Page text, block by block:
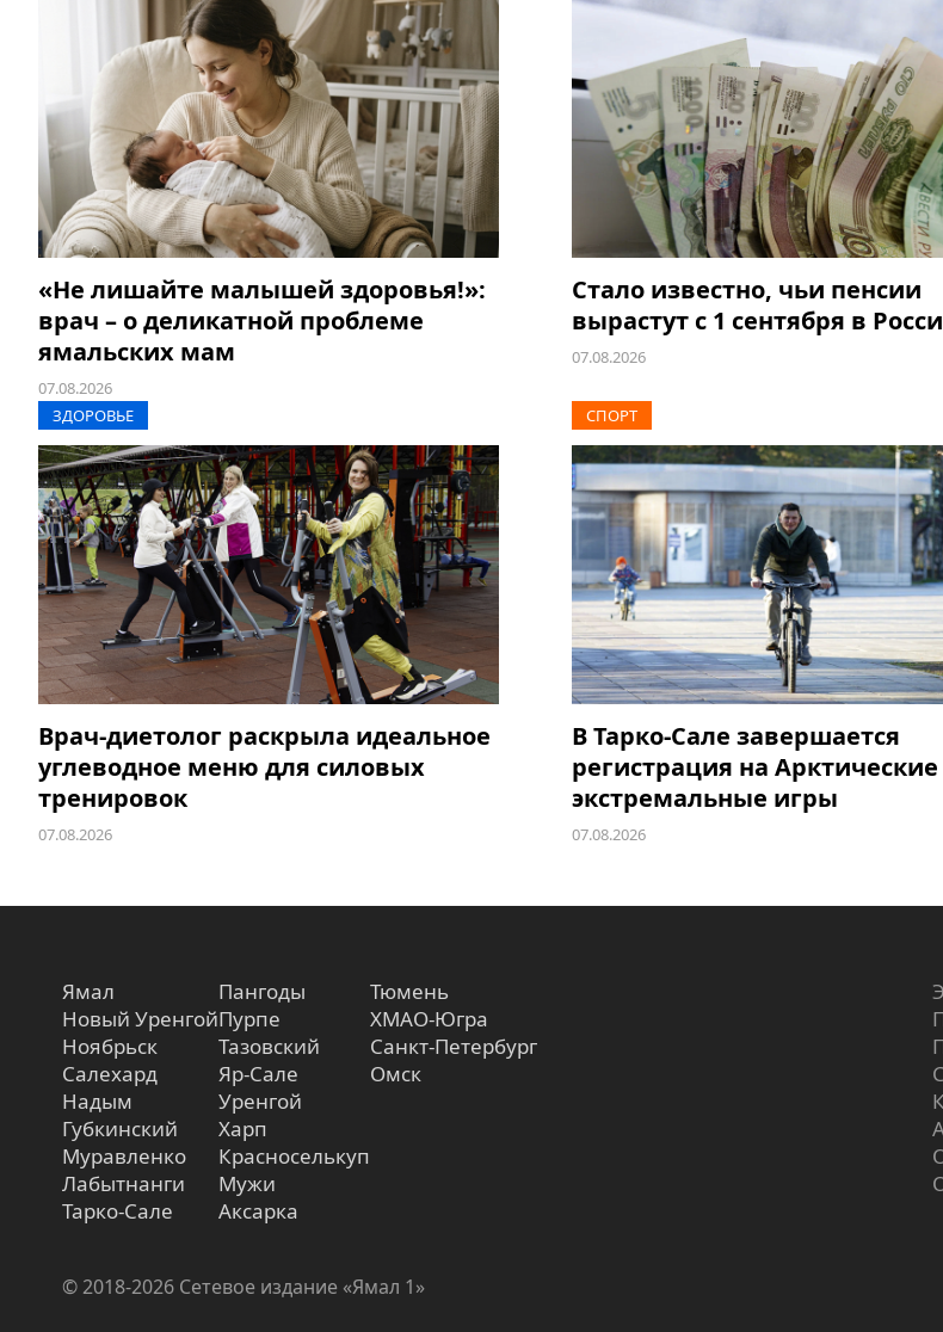
«Не лишайте малышей здоровья!»:
врач – о деликатной проблеме
ямальских мам
07.08.2026
Стало известно, чьи пенсии
вырастут с 1 сентября в
07.08.2026
ЗДОРОВЬЕ
Врач-диетолог раскрыла идеальное
углеводное меню для силовых
тренировок
07.08.2026
СПОРТ
В Тарко-Сале завершается
регистрация на Арктические
экстремальные игры
07.08.2026
Ямал
Новый Уренгой
Ноябрьск
Салехард
Надым
Губкинский
Муравленко
Лабытнанги
Тарко-Сале
Пангоды
Пурпе
Тазовский
Яр-Сале
Уренгой
Харп
Красноселькуп
Мужи
Аксарка
Тюмень
ХМАО-Югра
Санкт-Петербург
Омск
© 2018-2026 Сетевое издание «Ямал 1»